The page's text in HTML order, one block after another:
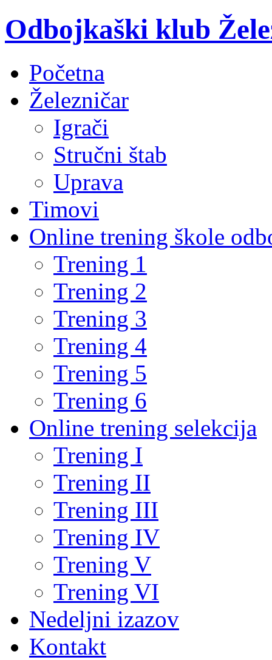
Odbojkaški klub
Početna
Železničar
Igrači
Stručni štab
Uprava
Timovi
Online trening škole
Trening 1
Trening 2
Trening 3
Trening 4
Trening 5
Trening 6
Online trening selekcija
Trening I
Trening II
Trening III
Trening IV
Trening V
Trening VI
Nedeljni izazov
Kontakt